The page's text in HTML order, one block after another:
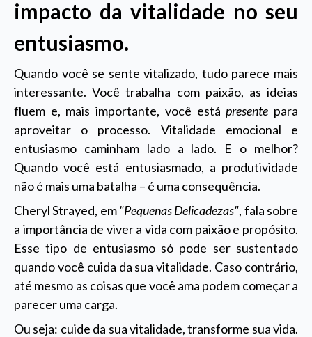
impacto da vitalidade no seu
entusiasmo.
Quando você se sente vitalizado, tudo parece mais
interessante. Você trabalha com paixão, as ideias
fluem e, mais importante, você estápresente para
aproveitar o processo. Vitalidade emocional e
entusiasmo caminham lado a lado. E o melhor?
Quando você está entusiasmado, a produtividade
não é mais uma batalha – é uma consequência.
Cheryl Strayed, em "Pequenas Delicadezas", fala sobre
a importância de viver a vida com paixão e propósito.
Esse tipo de entusiasmo só pode ser sustentado
quando você cuida da sua vitalidade. Caso contrário,
até mesmo as coisas que você ama podem começar a
parecer uma carga.
Ou seja: cuide da sua vitalidade, transforme sua vida.